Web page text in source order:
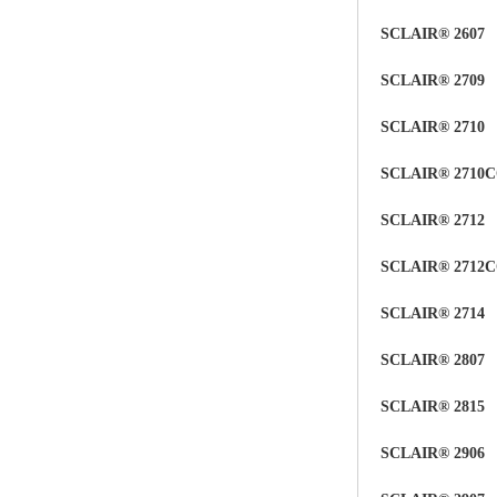
SCLAIR® 2607
SCLAIR® 2709
SCLAIR® 2710
SCLAIR®
SCLAIR® 2712
SCLAIR®
SCLAIR® 2714
SCLAIR® 2807
SCLAIR® 2815
SCLAIR® 2906